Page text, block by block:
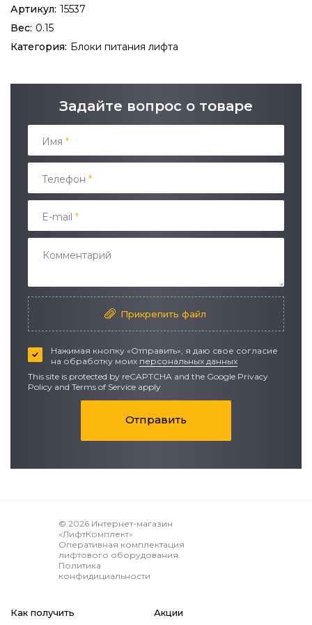
Артикул: 15537
Вес: 0.15
Категория: Блоки питания лифта
Задайте вопрос о товаре
Имя *
Телефон *
E-mail *
Прикрепить файл
Нажимая кнопку «Отправить», я даю свое согласие
на обработку моих персональных данных
This site is protected by reCAPTCHA and the Google Privacy
Policy and Terms of Service apply
Отправить
© 2026 Интернет-магазин
«ЛифтКомплект»
Оперативная комплектация
лифтового оборудования.
Политика
конфидициальности
Как получить Акции